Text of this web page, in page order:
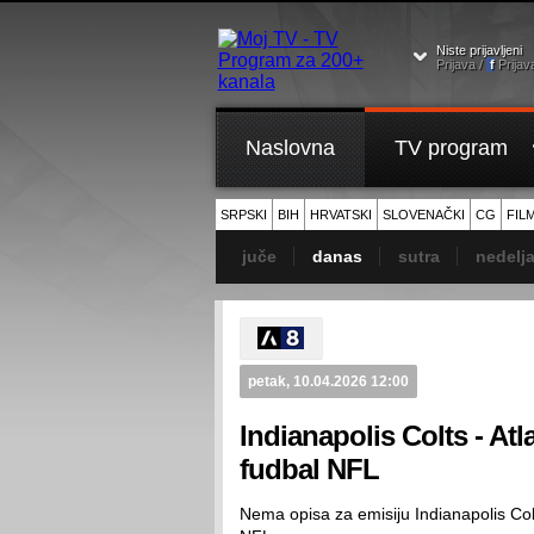
Niste prijavljeni
Prijava / f
Naslovna TV program
SRPSKI BIH HRVATSKI SLOVENAČKI CG
juče danas sutra nedelja
petak, 10.04.2026 12:00
Indianapolis Colts -
fudbal NFL
Nema opisa za emisiju Indianapolis